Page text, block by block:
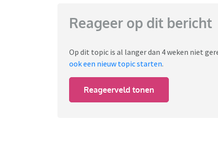
Reageer op dit bericht
Op dit topic is al langer dan 4 weken niet
ook een nieuw topic starten.
Reageerveld tonen